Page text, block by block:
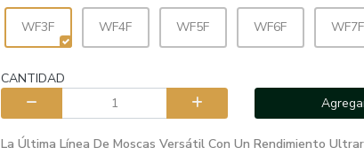
WF3F WF4F WF5F WF6F WF7F
CANTIDAD
La Última Línea De Moscas Versátil Con Un Rendimiento